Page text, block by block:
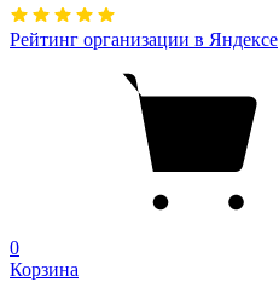
Рейтинг организации в Яндексе
0
Корзина